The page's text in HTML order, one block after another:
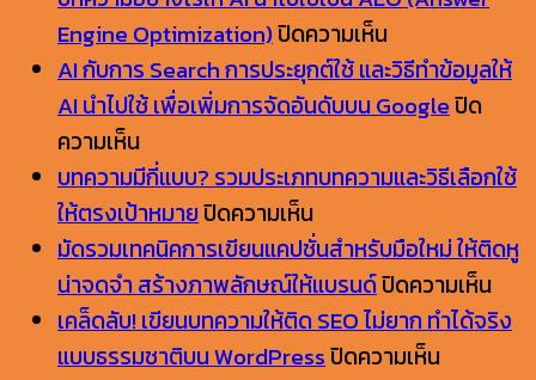
ทำได้
แบบ
ถูก
บน
Facebook
เขียน
บทความ
ไม่
รวม
ไอ
เดีย
ทำให้
สม
อง
บทความ
ยัง
จำเป็น
ไหม
ใน
ยุค
ที่
AI
เข้า
Engine Optimization)ปิดความเห็น
AI
Overview
อะไร
เคล็ด
ลับ
การ
เขียน
AI กับการ Search การประยุกต์ใช้ และวิธีทำข้อมูลให้
AI นำไปใช้ เพื่อเพิ่มการจัดอันดับบน Googleปิด
ความเห็น
AI
กับ
การ
Search
การ
ประยุกต์
บทความมีกี่แบบ? รวมประเภทบทความและวิธีเลือกใช้
ให้ตรงเป้าหมายปิดความเห็น
บทความ
มี
กี่
แบบ?
มัดรวมเทคนิคการเขียนแคปชั่นสำหรับมือใหม่ ให้ติดหู
น่าจดจำ สร้างภาพลักษณ์ให้แบรนด์ปิดความเห็น
มัด
เคล็ดลับ! เขียนบทความให้ติด SEO ไม่ยาก ทำได้จริง
แบบธรรมชาติบน WordPressปิดความเห็น